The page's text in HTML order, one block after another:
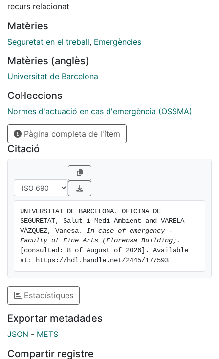
recurs relacionat
Matèries
Seguretat en el treball, Emergències
Matèries (anglès)
Universitat de Barcelona
Col·leccions
Normes d'actuació en cas d'emergència (OSSMA)
Pàgina completa de l'ítem
Citació
UNIVERSITAT DE BARCELONA. OFICINA DE
SEGURETAT, Salut i Medi Ambient and VARELA
VÁZQUEZ, Vanesa. In case of emergency -
Faculty of Fine Arts (Florensa Building).
[consulted: 8 of August of 2026]. Available
at: https://hdl.handle.net/2445/177593
Estadístiques
Exportar metadades
JSON - METS
Compartir registre